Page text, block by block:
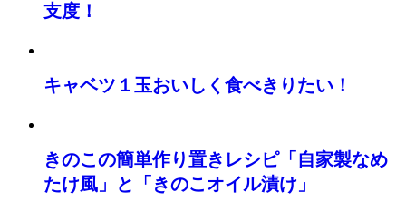
支度！
キャベツ１玉おいしく食べきりたい！
きのこの簡単作り置きレシピ「自家製なめ
たけ風」と「きのこオイル漬け」